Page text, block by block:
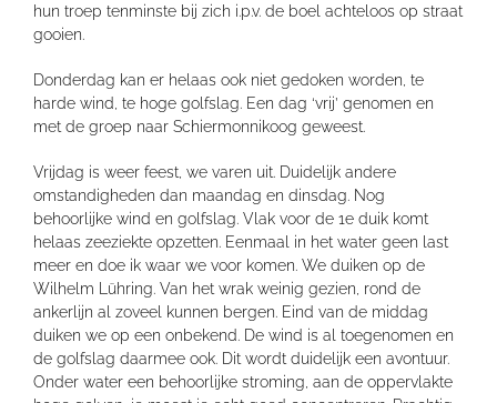
hun troep tenminste bij zich i.p.v. de boel achteloos op straat
gooien.
Donderdag kan er helaas ook niet gedoken worden, te
harde wind, te hoge golfslag. Een dag ‘vrij’ genomen en
met de groep naar Schiermonnikoog geweest.
Vrijdag is weer feest, we varen uit. Duidelijk andere
omstandigheden dan maandag en dinsdag. Nog
behoorlijke wind en golfslag. Vlak voor de 1e duik komt
helaas zeeziekte opzetten. Eenmaal in het water geen last
meer en doe ik waar we voor komen. We duiken op de
Wilhelm Lühring. Van het wrak weinig gezien, rond de
ankerlijn al zoveel kunnen bergen. Eind van de middag
duiken we op een onbekend. De wind is al toegenomen en
de golfslag daarmee ook. Dit wordt duidelijk een avontuur.
Onder water een behoorlijke stroming, aan de oppervlakte